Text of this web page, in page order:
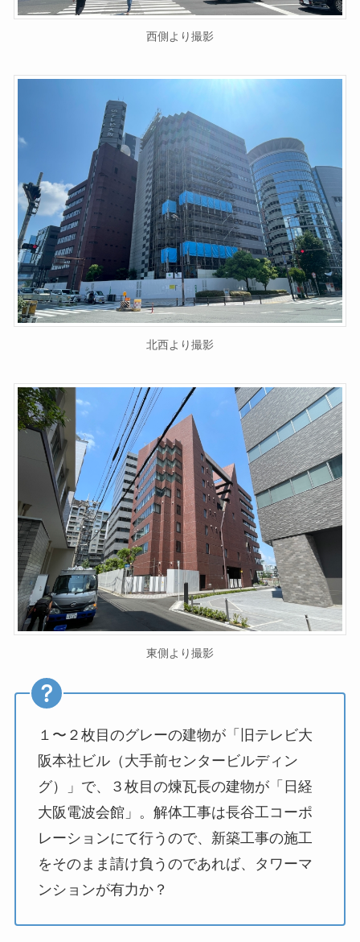
西側より撮影
北西より撮影
東側より撮影
１〜２枚目のグレーの建物が「旧テレビ大
阪本社ビル（大手前センタービルディン
グ）」で、３枚目の煉瓦長の建物が「日経
大阪電波会館」。解体工事は長谷工コーポ
レーションにて行うので、新築工事の施工
をそのまま請け負うのであれば、タワーマ
ンションが有力か？